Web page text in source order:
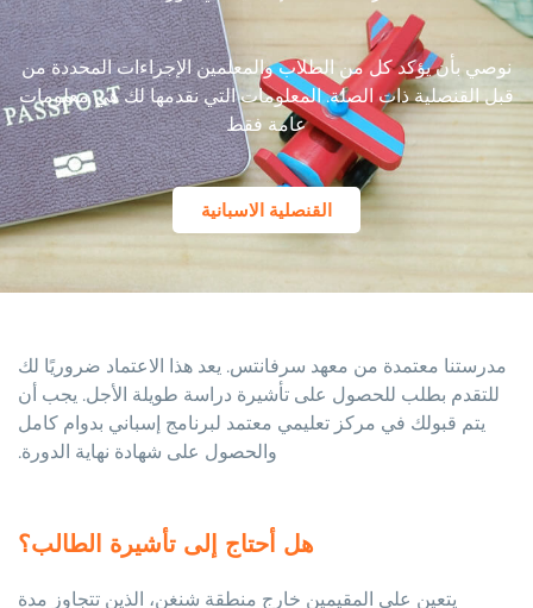
نوصي بأن يؤكد كل من الطلاب والمعلمين الإجراءات المحددة من
قبل القنصلية ذات الصلة. المعلومات التي نقدمها لك هي معلومات
عامة فقط
القنصلية الاسبانية
مدرستنا معتمدة من معهد سرفانتس. يعد هذا الاعتماد ضروريًا لك
للتقدم بطلب للحصول على تأشيرة دراسة طويلة الأجل. يجب أن
يتم قبولك في مركز تعليمي معتمد لبرنامج إسباني بدوام كامل
والحصول على شهادة نهاية الدورة.
هل أحتاج إلى تأشيرة الطالب؟
يتعين على المقيمين خارج منطقة شنغن، الذين تتجاوز مدة